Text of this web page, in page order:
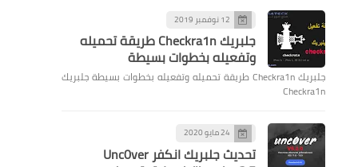
12 نوفمبر 2019
جلبريك Checkra1n طريقة تحميله
وتفعيله بخطوات بسيطة
جلبريك Checkra1n طريقة تحميله وتفعيله بخطوات بسيطة جلبريك
Checkra1n
24 مايو 2020
تحديث جلبريك انكفر Unc0ver